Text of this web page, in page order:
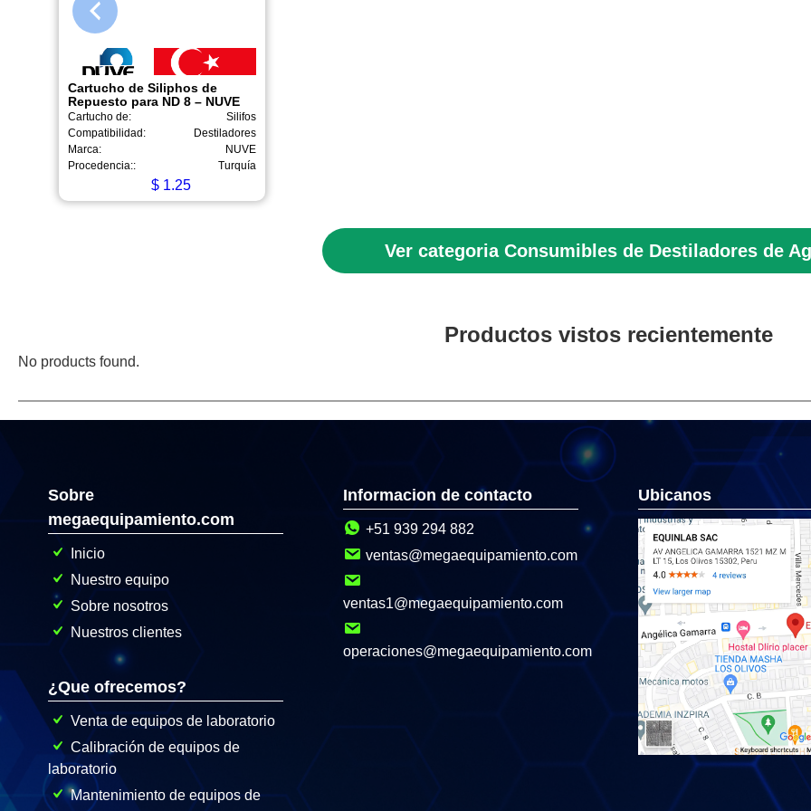
Cartucho de Siliphos de
Repuesto para ND 8 – NUVE
Cartucho de:
Silifos
Compatibilidad:
Destiladores
Marca:
NUVE
Procedencia::
Turquía
$ 1.25
Ver categoria Consumibles de Destiladores de
Productos vistos recientemente
No products found.
Sobre
megaequipamiento.com
Inicio
Nuestro equipo
Sobre nosotros
Nuestros clientes
¿Que ofrecemos?
Venta de equipos de laboratorio
Calibración de equipos de
laboratorio
Mantenimiento de equipos de
Informacion de contacto
+51 939 294 882
ventas@megaequipamiento.com
ventas1@megaequipamiento.com
operaciones@megaequipamiento.com
Ubicanos